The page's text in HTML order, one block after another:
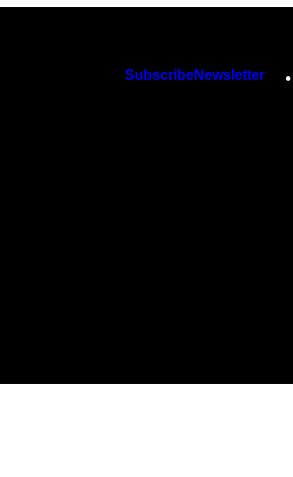
SubscribeNewsletter